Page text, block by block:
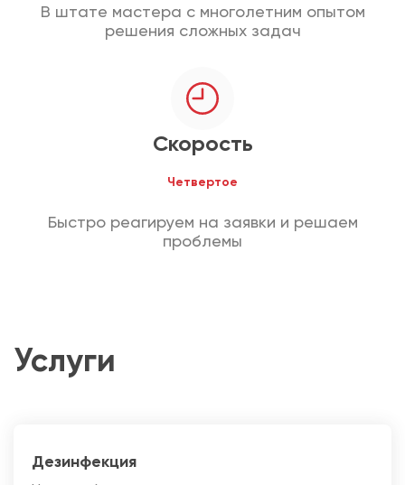
В штате мастера с многолетним опытом
решения сложных задач
Скорость
Четвертое
Быстро реагируем на заявки и решаем
проблемы
Услуги
Дезинфекция